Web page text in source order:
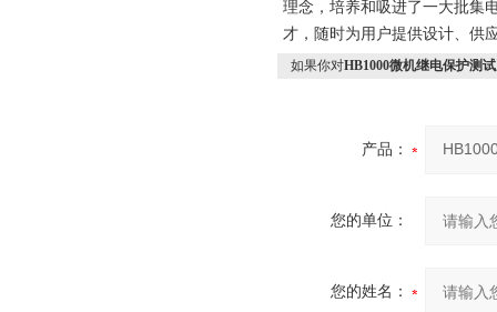
理念，培养和吸进了一大批集
才，随时为用户提供设计、供
如果你对HB1000微机继电保护测
产品：
您的单位：
您的姓名：